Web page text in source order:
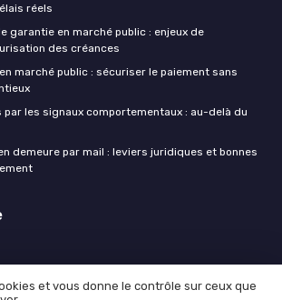
réels
garantie en marché public : enjeux de
des créances
marché public : sécuriser le paiement sans
les signaux comportementaux : au-delà du
demeure par mail : leviers juridiques et bonnes
et vous donne le contrôle sur ceux que